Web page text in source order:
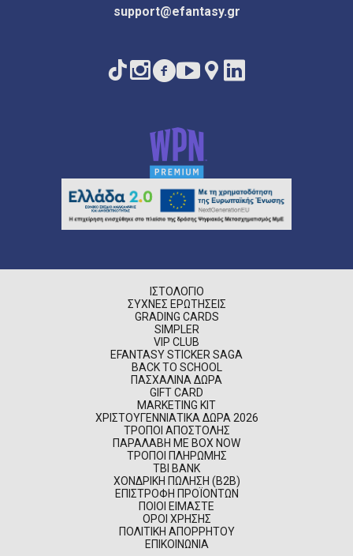
support@efantasy.gr
ΙΣΤΟΛΌΓΙΟ
ΣΥΧΝΈΣ ΕΡΩΤΉΣΕΙΣ
GRADING CARDS
SIMPLER
VIP CLUB
EFANTASY STICKER SAGA
BACK TO SCHOOL
ΠΑΣΧΑΛΙΝΆ ΔΏΡΑ
GIFT CARD
MARKETING KIT
ΧΡΙΣΤΟΥΓΕΝΝΙΆΤΙΚΑ ΔΏΡΑ 2026
ΤΡΌΠΟΙ ΑΠΟΣΤΟΛΉΣ
ΠΑΡΑΛΑΒΉ ΜΕ BOX NOW
ΤΡΌΠΟΙ ΠΛΗΡΩΜΉΣ
TBI BANK
ΧΟΝΔΡΙΚΉ ΠΏΛΗΣΗ (B2B)
ΕΠΙΣΤΡΟΦΉ ΠΡΟΪΌΝΤΩΝ
ΠΟΙΟΊ ΕΊΜΑΣΤΕ
ΌΡΟΙ ΧΡΉΣΗΣ
ΠΟΛΙΤΙΚΉ ΑΠΟΡΡΉΤΟΥ
ΕΠΙΚΟΙΝΩΝΊΑ